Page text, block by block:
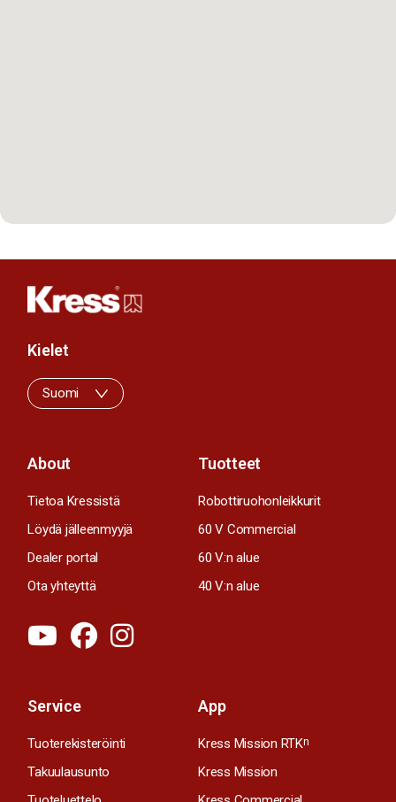
About
Tietoa Kressistä
Löydä jälleenmyyjä
Dealer portal
Ota yhteyttä
Tuotteet
Robottiruohonleikkurit
60 V Commercial
60 V:n alue
40 V:n alue
Service
Tuoterekisteröinti
Takuulausunto
App
Kress Mission RTKn
Kress Mission
Kielet
Suomi